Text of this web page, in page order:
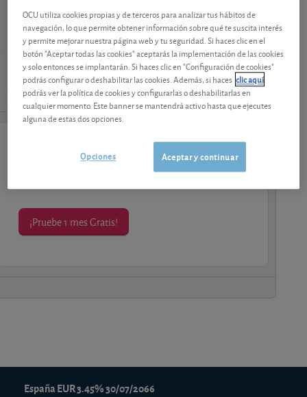
Nuestro consejo
Valoración
Los análisis y consejos de nuestros expertos están
¡Pruebe 1 mes Gratis!
España EUR 3.45% 30/07/2066
OCU utiliza cookies propias y de terceros para analizar tus hábitos de
navegación, lo que permite obtener información sobre qué te suscita interés
y permite mejorar nuestra página web y tu seguridad. Si haces clic en el
botón "Aceptar todas las cookies" aceptarás la implementación de las cookies
y solo entonces se implantarán. Si haces clic en "Configuración de cookies"
podrás configurar o deshabilitar las cookies. Además, si haces clic aquí
podrás ver la política de cookies y configurarlas o deshabilitarlas en
cualquier momento. Este banner se mantendrá activo hasta que ejecutes
alguna de estas dos opciones.
Aceptar y continuar
Opciones